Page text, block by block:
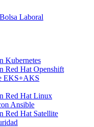
Bolsa Laboral
Kubernetes
Red Hat Openshift
EKS+AKS
Red Hat Linux
Ansible
Red Hat Satellite